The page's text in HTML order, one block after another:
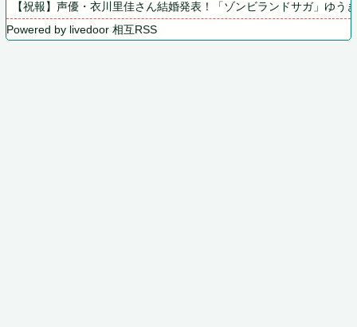
【祝報】声優・衣川里佳さん結婚発表！「ゾンビランドサガ」ゆ
Powered by livedoor 相互RSS